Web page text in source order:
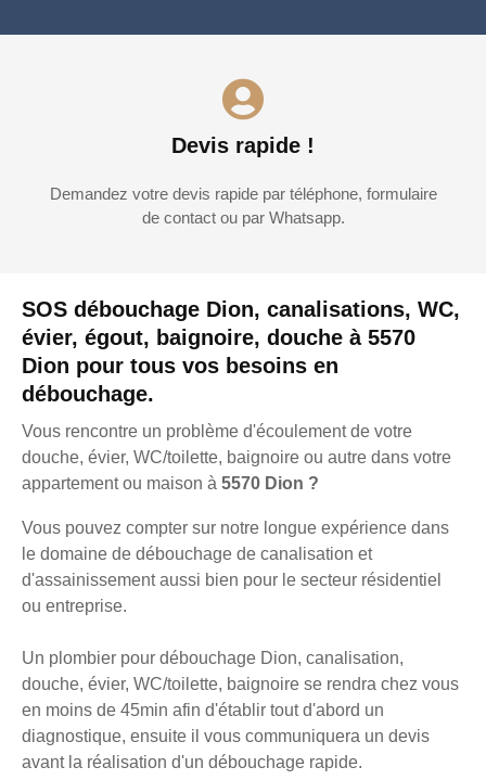
SOS débouchage Dion, canalisations, WC,
évier, égout, baignoire, douche à 5570
Dion pour tous vos besoins en
débouchage.
Vous rencontre un problème d'écoulement de votre
douche, évier, WC/toilette, baignoire ou autre dans votre
appartement ou maison à 5570 Dion ?
Vous pouvez compter sur notre longue expérience dans
le domaine de débouchage de canalisation et
d'assainissement aussi bien pour le secteur résidentiel
ou entreprise.
Un plombier pour débouchage Dion, canalisation,
douche, évier, WC/toilette, baignoire se rendra chez vous
en moins de 45min afin d'établir tout d'abord un
diagnostique, ensuite il vous communiquera un devis
avant la réalisation d'un débouchage rapide.
Devis rapide !
Demandez votre devis rapide par téléphone, formulaire
de contact ou par Whatsapp.